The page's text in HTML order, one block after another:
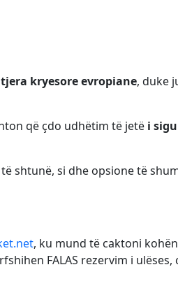
kryesore evropiane, duke
që çdo udhëtim të jetë i
shtunë, si dhe opsione të
, ku mund të caktoni
FALAS rezervim i ulëses,